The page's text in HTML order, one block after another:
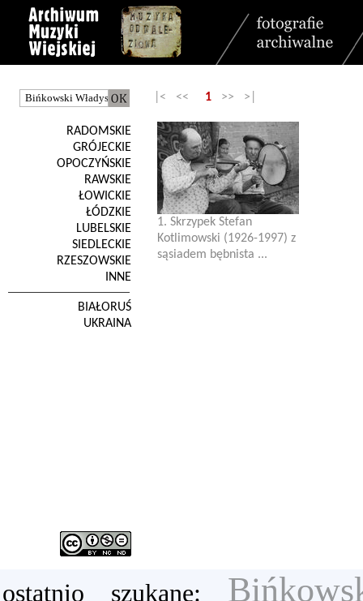
RADOMSKIE
GRÓJECKIE
OPOCZYŃSKIE
RAWSKIE
ŁOWICKIE
ŁÓDZKIE
LUBELSKIE
SIEDLECKIE
RZESZOWSKIE
INNE
BIAŁORUŚ
UKRAINA
|< << 1 >> >|
1. Skrzypek Stefan
Kotlimowski (1926-1997) z
sąsiadem bębnista ...
ostatnio szukane: